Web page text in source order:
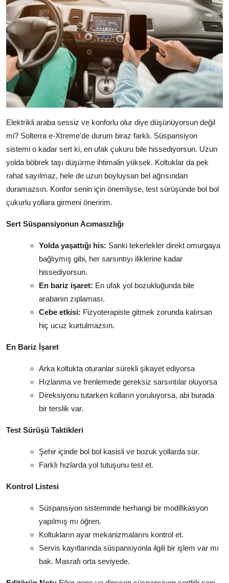
Elektrikli araba sessiz ve konforlu olur diye düşünüyorsun değil
mi? Solterra e-Xtreme'de durum biraz farklı. Süspansiyon
sistemi o kadar sert ki, en ufak çukuru bile hissediyorsun. Uzun
yolda böbrek taşı düşürme ihtimalin yüksek. Koltuklar da pek
rahat sayılmaz, hele de uzun boyluysan bel ağrısından
duramazsın. Konfor senin için önemliyse, test sürüşünde bol bol
çukurlu yollara girmeni öneririm.
Sert Süspansiyonun Acımasızlığı
Yolda yaşattığı his: Sanki tekerlekler direkt omurgaya
bağlıymış gibi, her sarsıntıyı iliklerine kadar
hissediyorsun.
En bariz işaret: En ufak yol bozukluğunda bile
arabanın zıplaması.
Cebe etkisi: Fizyoterapiste gitmek zorunda kalırsan
hiç ucuz kurtulmazsın.
En Bariz İşaret
Arka koltukta oturanlar sürekli şikayet ediyorsa
Hızlanma ve frenlemede gereksiz sarsıntılar oluyorsa
Direksiyonu tutarken kolların yoruluyorsa, abi burada
bir terslik var.
Test Sürüşü Taktikleri
Şehir içinde bol bol kasisli ve bozuk yollarda sür.
Farklı hızlarda yol tutuşunu test et.
Kontrol Listesi
Süspansiyon sisteminde herhangi bir modifikasyon
yapılmış mı öğren.
Koltukların ayar mekanizmalarını kontrol et.
Servis kayıtlarında süspansiyonla ilgili bir işlem var mı
bak. Masrafı orta seviyede.